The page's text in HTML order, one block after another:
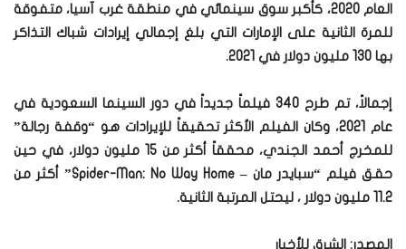
العام 2020، كأكبر سوق سينمائي في منطقة غرب آسيا، متفوقة
للمرة الثانية على الإمارات التي بلغ إجمالي إيرادات شباك التذاكر
بها 130 مليون دولار في 2021.
إجمالاً، تم طرح 340 فيلماً جديداً في دور السينما السعودية في
عام 2021، وكان الفيلم الأكثر تحقيقاً للإيرادات هو “وقفة رجالة”
للمخرج أحمد الجندي، محققاً أكثر من 15 مليون دولار، في حين
حقق فيلم “سبايدر مان – Spider-Man: No Way Home” أكثر من
11.2 مليون دولار ، ليحتل المرتبة الثانية.
المصدر: الشرق للأخبار